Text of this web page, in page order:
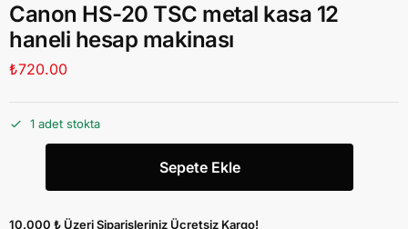
Canon HS-20 TSC metal kasa 12
haneli hesap makinası
₺720.00
1 adet stokta
Sepete Ekle
10.000 ₺ Üzeri Siparişleriniz Ücretsiz Kargo!